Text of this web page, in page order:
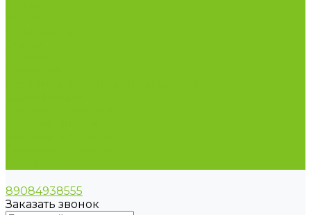
89084938555
Заказать звонок